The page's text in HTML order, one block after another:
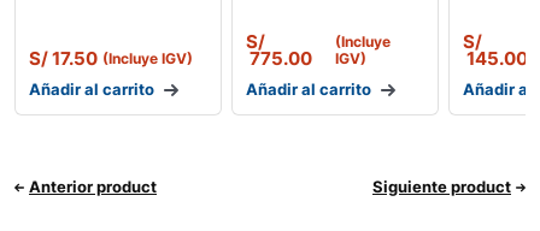
S/17.50 (Incluye IGV)
Añadir al carrito
S/
775.00
(Incluye
IGV)
Añadir al carrito
S/
145.00
Añadir al
Anterior product Siguiente product